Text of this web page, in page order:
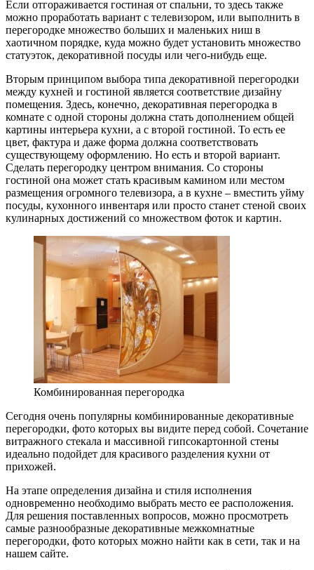
Если отгораживается гостиная от спальни, то здесь также
можно проработать вариант с телевизором, или выполнить в
перегородке множество больших и маленьких ниш в
хаотичном порядке, куда можно будет установить множество
статуэток, декоративной посуды или чего-нибудь еще.
Вторым принципом выбора типа декоративной перегородки
между кухней и гостиной является соответствие дизайну
помещения. Здесь, конечно, декоративная перегородка в
комнате с одной стороны должна стать дополнением общей
картины интерьера кухни, а с второй гостиной. То есть ее
цвет, фактура и даже форма должна соответствовать
существующему оформлению. Но есть и второй вариант.
Сделать перегородку центром внимания. Со стороны
гостиной она может стать красивым камином или местом
размещения огромного телевизора, а в кухне – вместить уйму
посуды, кухонного инвентаря или просто станет стеной своих
кулинарных достижений со множеством фоток и картин.
Комбинированная перегородка
Сегодня очень популярны комбинированные декоративные
перегородки, фото которых вы видите перед собой. Сочетание
витражного стекала и массивной гипсокартонной стены
идеально подойдет для красивого разделения кухни от
прихожей.
На этапе определения дизайна и стиля исполнения
одновременно необходимо выбрать место ее расположения.
Для решения поставленных вопросов, можно просмотреть
самые разнообразные декоративные межкомнатные
перегородки, фото которых можно найти как в сети, так и на
нашем сайте.